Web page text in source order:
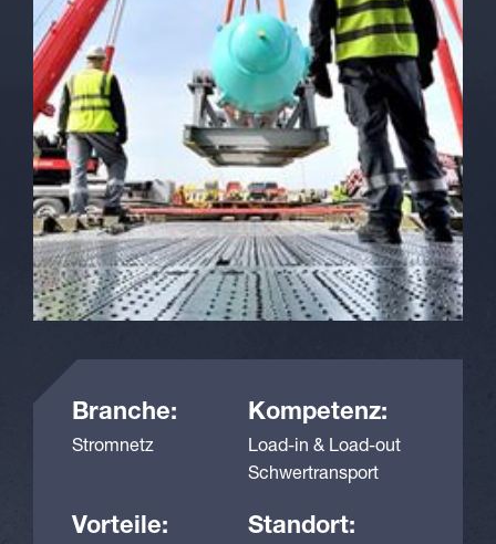
Branche:
Stromnetz
Kompetenz:
Load-in & Load-out
Schwertransport
Vorteile: Standort: